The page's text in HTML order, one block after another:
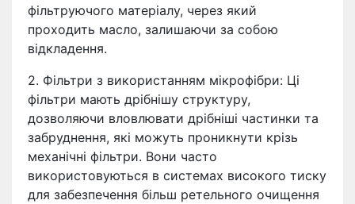
фільтруючого матеріалу, через який
проходить масло, залишаючи за собою
відкладення.
2. Фільтри з використанням мікрофібри: Ці
фільтри мають дрібнішу структуру,
дозволяючи вловлювати дрібніші частинки та
забруднення, які можуть проникнути крізь
механічні фільтри. Вони часто
використовуються в системах високого тиску
для забезпечення більш ретельного очищення